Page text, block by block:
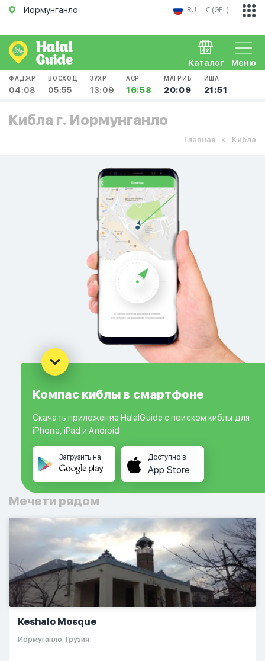
Иормунганло RU ₾ (GEL)
Меню
Каталог
ФАДЖР
04:08
ВОСХОД
05:55
ЗУХР
13:09
АСР
16:58
МАГРИБ
20:09
ИША
21:51
Кибла г. Иормунганло
Главная Кибла
Компас киблы в смартфоне
Скачать приложение HalalGuide с поиском киблы для
iPhone, iPad и Android
Загрузить на Доступно в
App Store
Мечети рядом
Keshalo Mosque
Иормуганло, Грузия